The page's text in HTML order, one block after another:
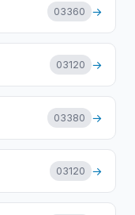
03360 →
03120 →
03380 →
03120 →